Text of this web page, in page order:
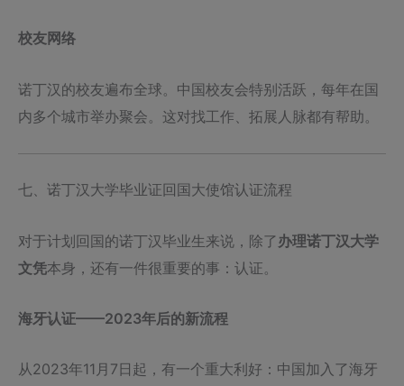
校友网络
诺丁汉的校友遍布全球。中国校友会特别活跃，每年在国
内多个城市举办聚会。这对找工作、拓展人脉都有帮助。
七、诺丁汉大学毕业证回国大使馆认证流程
对于计划回国的诺丁汉毕业生来说，除了 办理诺丁汉大学
文凭本身，还有一件很重要的事：认证。
海牙认证——2023年后的新流程
从2023年11月7日起，有一个重大利好：中国加入了海牙